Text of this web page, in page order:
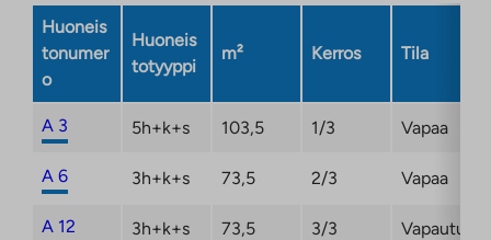
Huoneis
tonumer
o
Huoneis
totyyppi
m² Kerros Tila
A 3 5h+k+s 103,5 1/3 Vapaa
A 6 3h+k+s 73,5 2/3 Vapaa
A 12 3h+k+s 73,5 3/3